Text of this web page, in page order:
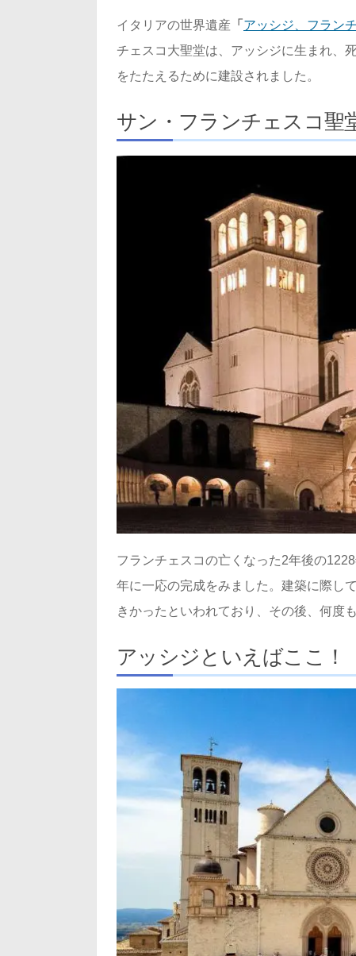
イタリアの世界遺産 「 アッシジ、フラン
チェスコ大聖堂は、アッシジに生まれ、
をたたえるために建設されました。
サン・フランチェスコ聖
フランチェスコの亡くなった2年後の
年に一応の完成をみました。建築に際し
きかったといわれており、その後、何度
アッシジといえばここ！